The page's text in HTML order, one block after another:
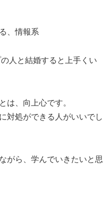
、情報系
人と結婚すると上手くい
は、向上心です。
対処ができる人がいいでし
がら、学んでいきたいと思